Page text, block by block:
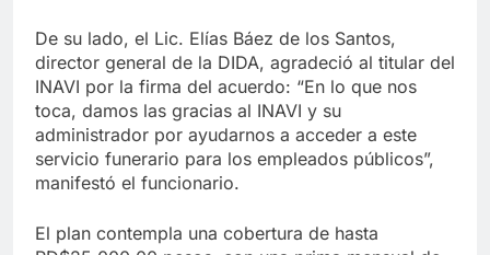
De su lado, el Lic. Elías Báez de los Santos,
director general de la DIDA, agradeció al titular del
INAVI por la firma del acuerdo: “En lo que nos
toca, damos las gracias al INAVI y su
administrador por ayudarnos a acceder a este
servicio funerario para los empleados públicos”,
manifestó el funcionario.
El plan contempla una cobertura de hasta